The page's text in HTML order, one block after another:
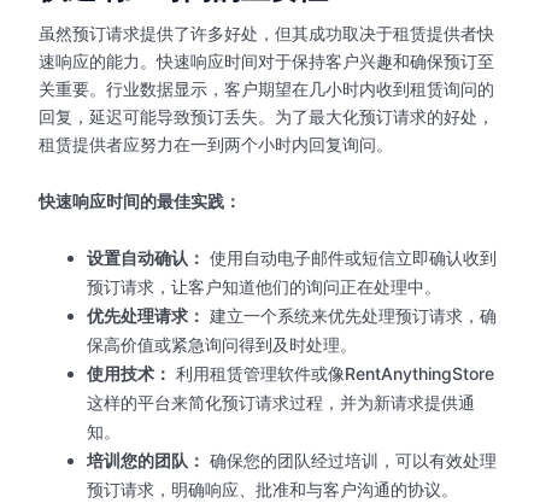
虽然预订请求提供了许多好处，但其成功取决于租赁提供者快
速响应的能力。快速响应时间对于保持客户兴趣和确保预订至
关重要。行业数据显示，客户期望在几小时内收到租赁询问的
回复，延迟可能导致预订丢失。为了最大化预订请求的好处，
租赁提供者应努力在一到两个小时内回复询问。
快速响应时间的最佳实践：
设置自动确认： 使用自动电子邮件或短信立即确认收到
预订请求，让客户知道他们的询问正在处理中。
优先处理请求： 建立一个系统来优先处理预订请求，确
保高价值或紧急询问得到及时处理。
使用技术： 利用租赁管理软件或像RentAnythingStore
这样的平台来简化预订请求过程，并为新请求提供通
知。
培训您的团队： 确保您的团队经过培训，可以有效处理
预订请求，明确响应、批准和与客户沟通的协议。